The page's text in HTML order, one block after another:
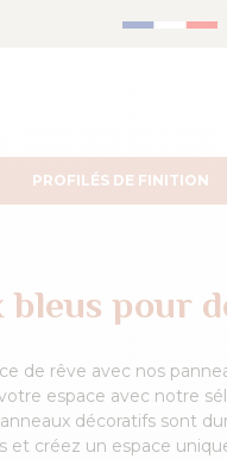
PROFILÉS DE FINITION
bleus pour
de rêve avec nos
espace avec notre
décoratifs sont
et créez un espace